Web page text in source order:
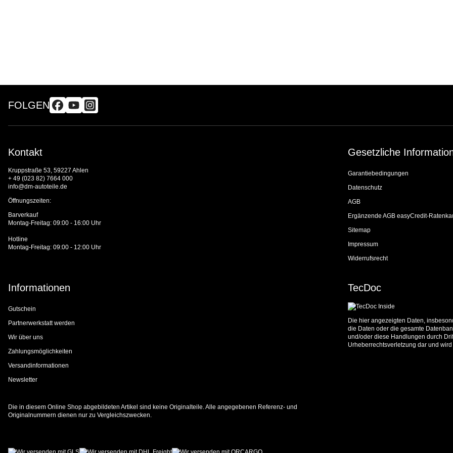
FOLGEN
Kontakt
Kruppstraße 53, 59227 Ahlen
+ 49 (023 82) 7664 000
info@dm-autoteile.de
Öffnungszeiten:
Barverkauf
Montag-Freitag: 09:00 - 16:00 Uhr
Hotline
Montag-Freitag: 09:00 - 12:00 Uhr
Gesetzliche
Garantiebedingungen
Datenschutz
AGB
Ergänzende AGB easyCredit-
Sitemap
Impressum
Widerrufsrecht
Informationen
Gutschein
Partnerwerkstatt werden
Wir über uns
Zahlungsmöglichkeiten
Versandinformationen
Newsletter
TecDoc
Die hier angezeigten Daten,
die Daten oder die gesamte
und/oder diese Handlungen durch
Urheberrechtsverletzung dar und
Die in diesem Online Shop abgebildeten Artikel sind keine Originalteile. Alle angegebenen Referenz- und
Originalnummern dienen nur zu Vergleichszwecken.